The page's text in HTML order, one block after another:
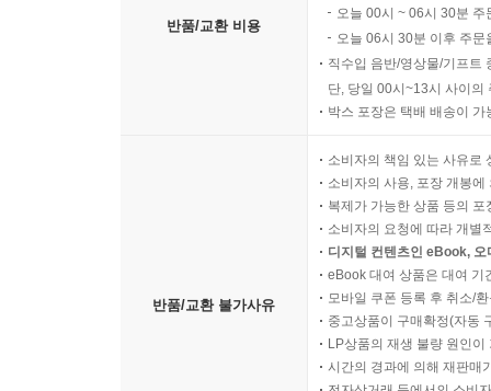
반품/교환 비용
오늘 00시 ~ 06시 30분
오늘 06시 30분 이후 주
직수입 음반/영상물/기프트
단, 당일 00시~13시 사이의
박스 포장은 택배 배송이
반품/교환 불가사유
소비자의 책임 있는 사유로
소비자의 사용, 포장 개봉
복제가 가능한 상품 등의
소비자의 요청에 따라 개별
디지털 컨텐츠인 eBook,
eBook 대여 상품은 대여 기
모바일 쿠폰 등록 후 취소/
중고상품이 구매확정(자동
LP상품의 재생 불량 원인
시간의 경과에 의해 재판매